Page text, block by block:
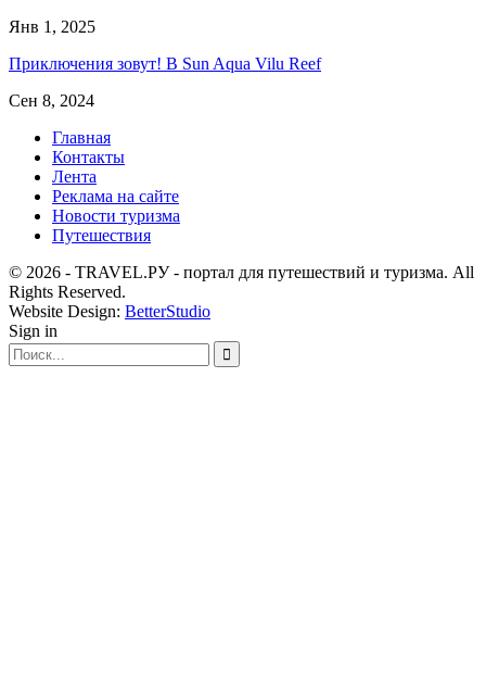
Янв 1, 2025
Приключения зовут! В Sun Aqua Vilu Reef
Сен 8, 2024
Главная
Контакты
Лента
Реклама на сайте
Новости туризма
Путешествия
© 2026 - TRAVEL.РУ - портал для путешествий и туризма. All
Rights Reserved.
Website Design: BetterStudio
Sign in